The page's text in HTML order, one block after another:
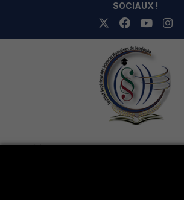
SOCIAUX !
Avenue de UMA 8189 Jendouba